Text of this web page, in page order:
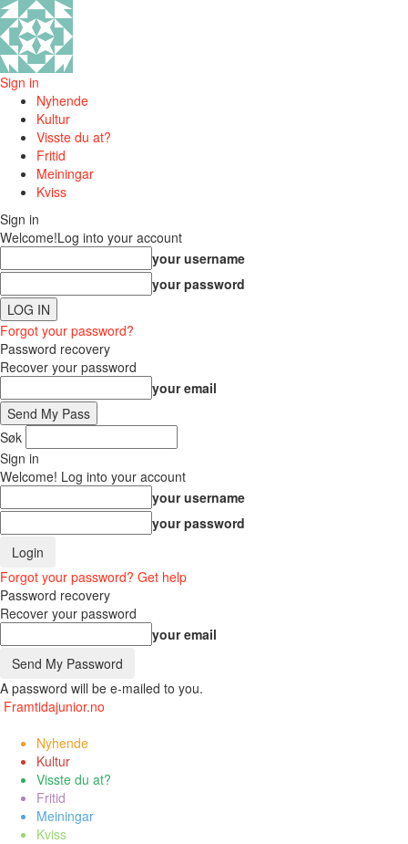
Sign in
Nyhende
Kultur
Visste du at?
Fritid
Meiningar
Kviss
Sign in
Welcome!Log into your account
your username
your password
Forgot your password?
Password recovery
Recover your password
your email
Søk
Sign in
Welcome! Log into your account
your username
your password
Forgot your password? Get help
Password recovery
Recover your password
your email
A password will be e-mailed to you.
Framtidajunior.no
Nyhende
Kultur
Visste du at?
Fritid
Meiningar
Kviss